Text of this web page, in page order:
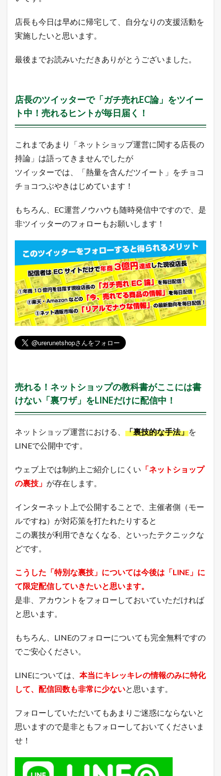
ッ
利
さ
い
。
2
日
の
要
モ
ー
の
ベ
状
況
2.1
今
日
は
何
の
？
【
1
日
】
3
日
の
市
場
と
フ
シ
ョ
ピ
グ
の
売
れ
筋
商
3.1
天
場
総
リ
ー
ン
グ
店長も今日は早めに帰宅して、自分なりの支援活動を
実施したいと思います。
最後までお読みいただきありがとうございました。
店長のツイッターで「ガチ売れEC論」をツイー
ト中！売れるヒントが毎日届く！
これまであまり「ネットショップ運営に関する店長の
持論」は語ってきませんでしたが
ツイッターでは、「熱量を含んだツイート」をチョコ
チョコつぶやきはじめています！
もちろん、EC運営ノウハウも随時発信中ですので、是
非ツイッターのフォローもお願いします！
売れる！ネットショップの教科書がここには書
けない「裏ワザ」をLINEだけに配信中！
ネットショップ運営における、 「裏技的な手法」を
LINEで公開中です。
ウェブ上では制約上ご紹介しにくい 「ネットショップ
の裏技」 が存在します。
インターネット上で公開することで、主催者側（モー
ルですね）が対応策を打たれたりすると
この裏技が利用できなくなる、といったテクニックな
どです。
こうした「特別な裏技」については今後は「LINE」に
て限定配信していきたいと思います。
是非、アカウントをフォローしておいていただければ
と思います。
もちろん、LINEのフォローについても完全無料ですの
でご安心ください。
LINEについては、 本当にキレッキレの情報のみに特化
して、配信回数も非常に少ないと思います。
フォローしていただいてもあまりご迷惑にならないと
思いますので是非ともフォローしておいてくださいま
せ！